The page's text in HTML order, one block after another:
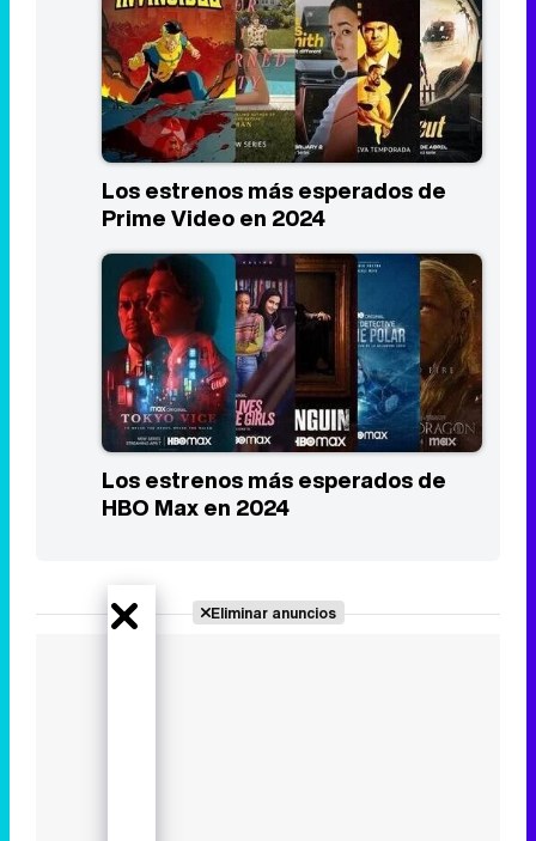
Los estrenos más esperados de
Prime Video en 2024
Los estrenos más esperados de
HBO Max en 2024
Eliminar anuncios